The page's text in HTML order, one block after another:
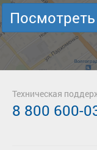
Техническая
8 800 600-